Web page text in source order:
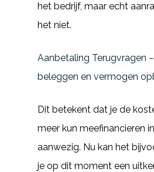
het bedrijf, maar echt
het niet.
Aanbetaling Terugvragen
beleggen en vermogen
Dit betekent dat je de
meer kun meefinancieren
aanwezig. Nu kan het
je op dit moment een